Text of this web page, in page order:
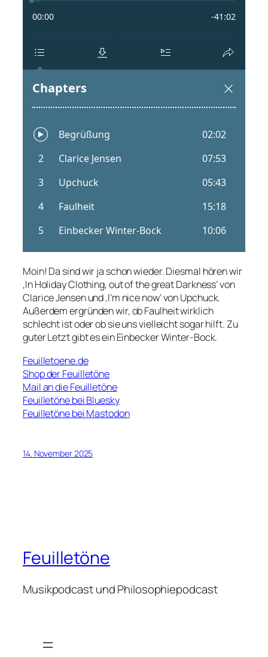
Moin! Da sind wir ja schon wieder. Diesmal hören wir
‚In Holiday Clothing, out of the great Darkness‘ von
Clarice Jensen und ‚I’m nice now‘ von Upchuck.
Außerdem ergründen wir, ob Faulheit wirklich
schlecht ist oder ob sie uns vielleicht sogar hilft. Zu
guter Letzt gibt es ein Einbecker Winter-Bock.
Feuilletoene.de
Shop der Feuilletöne
Mail an die Feuilletöne
Feuilletöne bei Bluesky
Feuilletöne bei Mastodon
14. November 2025
Feuilletöne
Musikpodcast und Philosophiepodcast